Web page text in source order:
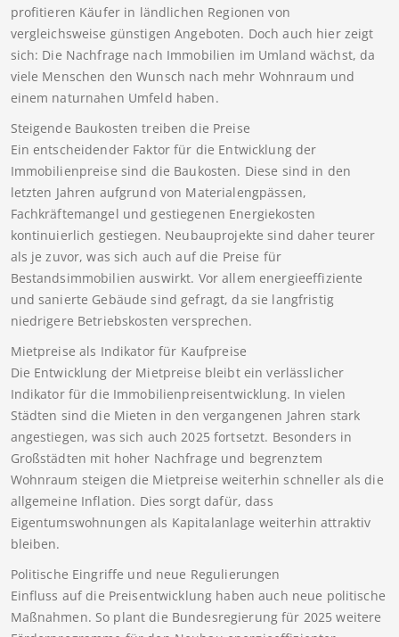
profitieren Käufer in ländlichen Regionen von
vergleichsweise günstigen Angeboten. Doch auch hier zeigt
sich: Die Nachfrage nach Immobilien im Umland wächst, da
viele Menschen den Wunsch nach mehr Wohnraum und
einem naturnahen Umfeld haben.
Steigende Baukosten treiben die Preise
Ein entscheidender Faktor für die Entwicklung der
Immobilienpreise sind die Baukosten. Diese sind in den
letzten Jahren aufgrund von Materialengpässen,
Fachkräftemangel und gestiegenen Energiekosten
kontinuierlich gestiegen. Neubauprojekte sind daher teurer
als je zuvor, was sich auch auf die Preise für
Bestandsimmobilien auswirkt. Vor allem energieeffiziente
und sanierte Gebäude sind gefragt, da sie langfristig
niedrigere Betriebskosten versprechen.
Mietpreise als Indikator für Kaufpreise
Die Entwicklung der Mietpreise bleibt ein verlässlicher
Indikator für die Immobilienpreisentwicklung. In vielen
Städten sind die Mieten in den vergangenen Jahren stark
angestiegen, was sich auch 2025 fortsetzt. Besonders in
Großstädten mit hoher Nachfrage und begrenztem
Wohnraum steigen die Mietpreise weiterhin schneller als die
allgemeine Inflation. Dies sorgt dafür, dass
Eigentumswohnungen als Kapitalanlage weiterhin attraktiv
bleiben.
Politische Eingriffe und neue Regulierungen
Einfluss auf die Preisentwicklung haben auch neue politische
Maßnahmen. So plant die Bundesregierung für 2025 weitere